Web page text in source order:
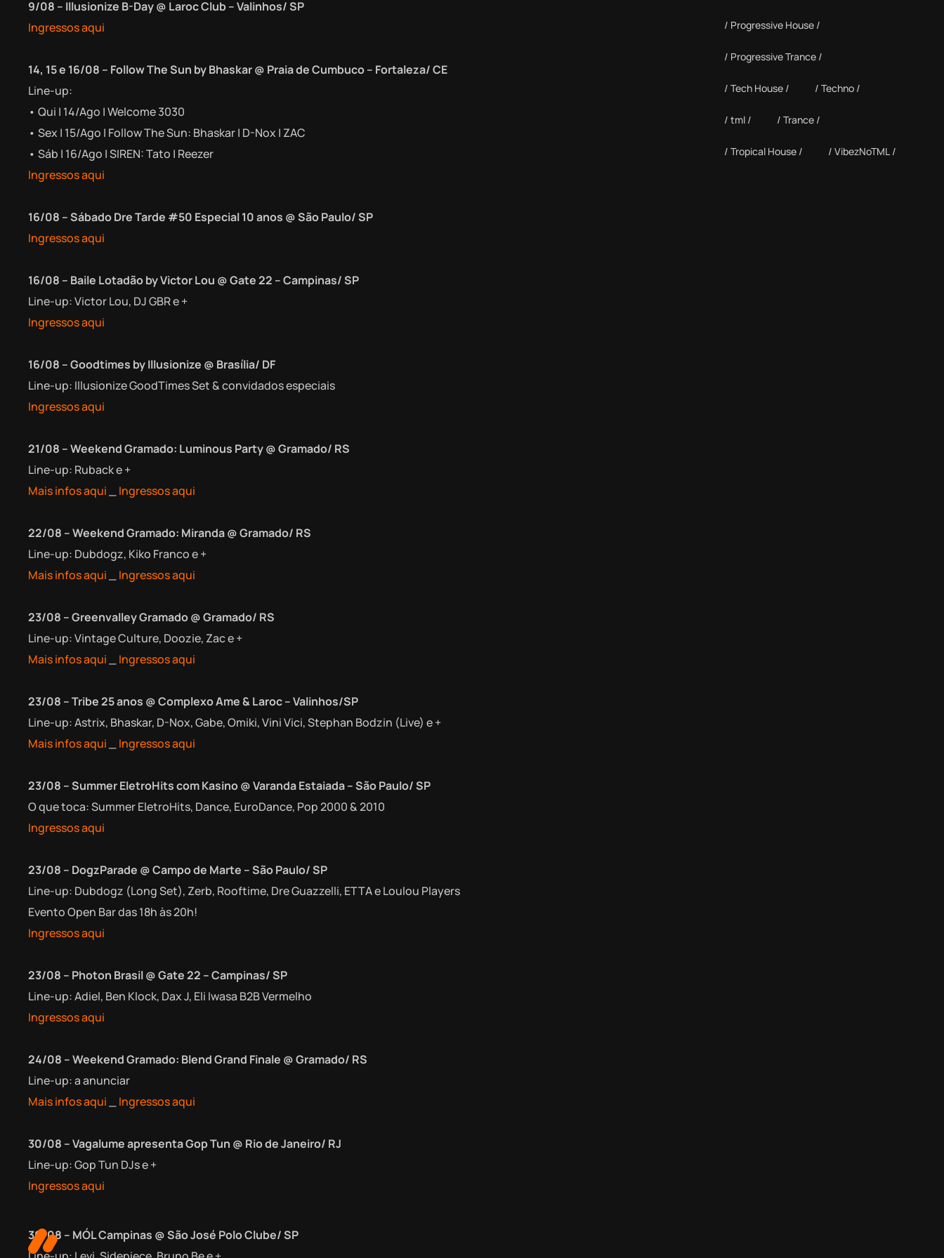
9/08 – Illusionize B-Day @ Laroc Club – Valinhos/ SP
Ingressos aqui
14, 15 e 16/08 – Follow The Sun by Bhaskar @ Praia de Cumbuco – Fortaleza/ CE
Line-up:
•⁠ ⁠Qui | 14/Ago | Welcome 3030
•⁠ ⁠Sex | 15/Ago | Follow The Sun: Bhaskar | D-Nox | ZAC
•⁠ ⁠Sáb | 16/Ago | SIREN: Tato | Reezer
Ingressos aqui
16/08 – Sábado Dre Tarde #50 Especial 10 anos @ São Paulo/ SP
Ingressos aqui
16/08 – Baile Lotadão by Victor Lou @ Gate 22 – Campinas/ SP
Line-up: Victor Lou, DJ GBR e +
Ingressos aqui
16/08 – Goodtimes by Illusionize @ Brasília/ DF
Line-up: Illusionize GoodTimes Set & convidados especiais
Ingressos aqui
21/08 – Weekend Gramado: Luminous Party @ Gramado/ RS
Line-up: Ruback e +
Mais infos aqui
Ingressos aqui
22/08 – Weekend Gramado: Miranda @ Gramado/ RS
Line-up: Dubdogz, Kiko Franco e +
Mais infos aqui
Ingressos aqui
23/08 – Greenvalley Gramado @ Gramado/ RS
Line-up: Vintage Culture, Doozie, Zac e +
Mais infos aqui
Ingressos aqui
23/08 – Tribe 25 anos @ Complexo Ame & Laroc – Valinhos/SP
Line-up: Astrix, Bhaskar, D-Nox, Gabe, Omiki, Vini Vici, Stephan Bodzin (Live) e +
Mais infos aqui
Ingressos aqui
23/08 – Summer EletroHits com Kasino @ Varanda Estaiada – São Paulo/ SP
O que toca: Summer EletroHits, Dance, EuroDance, Pop 2000 & 2010
Ingressos aqui
23/08 – DogzParade @ Campo de Marte – São Paulo/ SP
Line-up: Dubdogz (Long Set), Zerb, Rooftime, Dre Guazzelli, ETTA e Loulou Players
Evento Open Bar das 18h às 20h!
Ingressos aqui
23/08 – Photon Brasil @ Gate 22 – Campinas/ SP
Line-up: Adiel, Ben Klock, Dax J, Eli Iwasa B2B Vermelho
Ingressos aqui
24/08 – Weekend Gramado: Blend Grand Finale @ Gramado/ RS
Line-up: a anunciar
Mais infos aqui
Ingressos aqui
30/08 – Vagalume apresenta Gop Tun @ Rio de Janeiro/ RJ
Line-up: Gop Tun DJs e +
Ingressos aqui
30/08 – MÓL Campinas @ São José Polo Clube/ SP
Progressive House
Progressive Trance
Tech House Techno
tml Trance
Tropical House VibezNoTML